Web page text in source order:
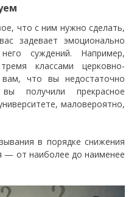
что с ним нужно сделать,
задевает эмоционально
суждений. Например,
классами церковно-
что вы недостаточно
получили прекрасное
маловероятно,
в порядке снижения
— от наиболее до наименее